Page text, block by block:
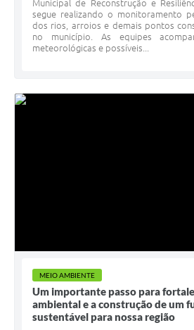
Municipal de Reconstrução e
segue realizando o monitoramento
dos rios, arroios e demais pontos
no município. As equipes
meteorológicas e possíveis...
MEIO AMBIENTE
Um importante passo para
ambiental e a construção de um
sustentável para nossa região